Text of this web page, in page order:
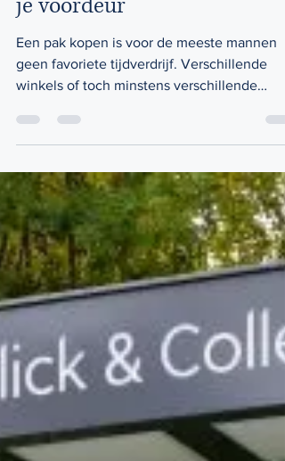
je voordeur
Een pak kopen is voor de meeste mannen
geen favoriete tijdverdrijf. Verschillende
winkels of toch minstens verschillende